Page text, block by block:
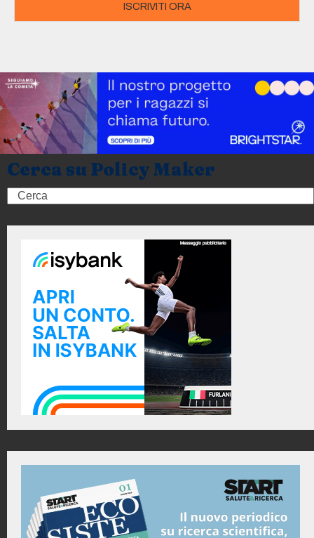
ISCRIVITI ORA
Cerca su Policy Maker
Search